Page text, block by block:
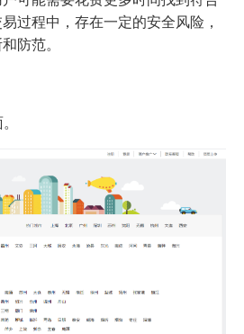
过程中，存在一定的安全风险，
防范。